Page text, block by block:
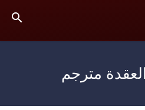
مترجم